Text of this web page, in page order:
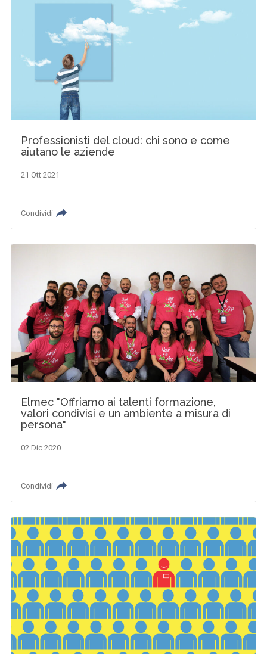
Professionisti del cloud: chi sono e come
aiutano le aziende
21 Ott 2021
Condividi
Elmec "Offriamo ai talenti formazione,
valori condivisi e un ambiente a misura di
persona"
02 Dic 2020
Condividi